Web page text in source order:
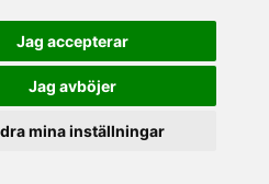
Jag accepterar
Jag avböjer
mina inställningar